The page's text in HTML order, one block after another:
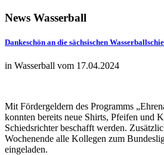
News Wasserball
Dankeschön an die sächsischen
in Wasserball vom 17.04.2024
Mit Fördergeldern des Programms
konnten bereits neue Shirts, Pfeifen und
Schiedsrichter beschafft werden.
Wochenende alle Kollegen zum
eingeladen.